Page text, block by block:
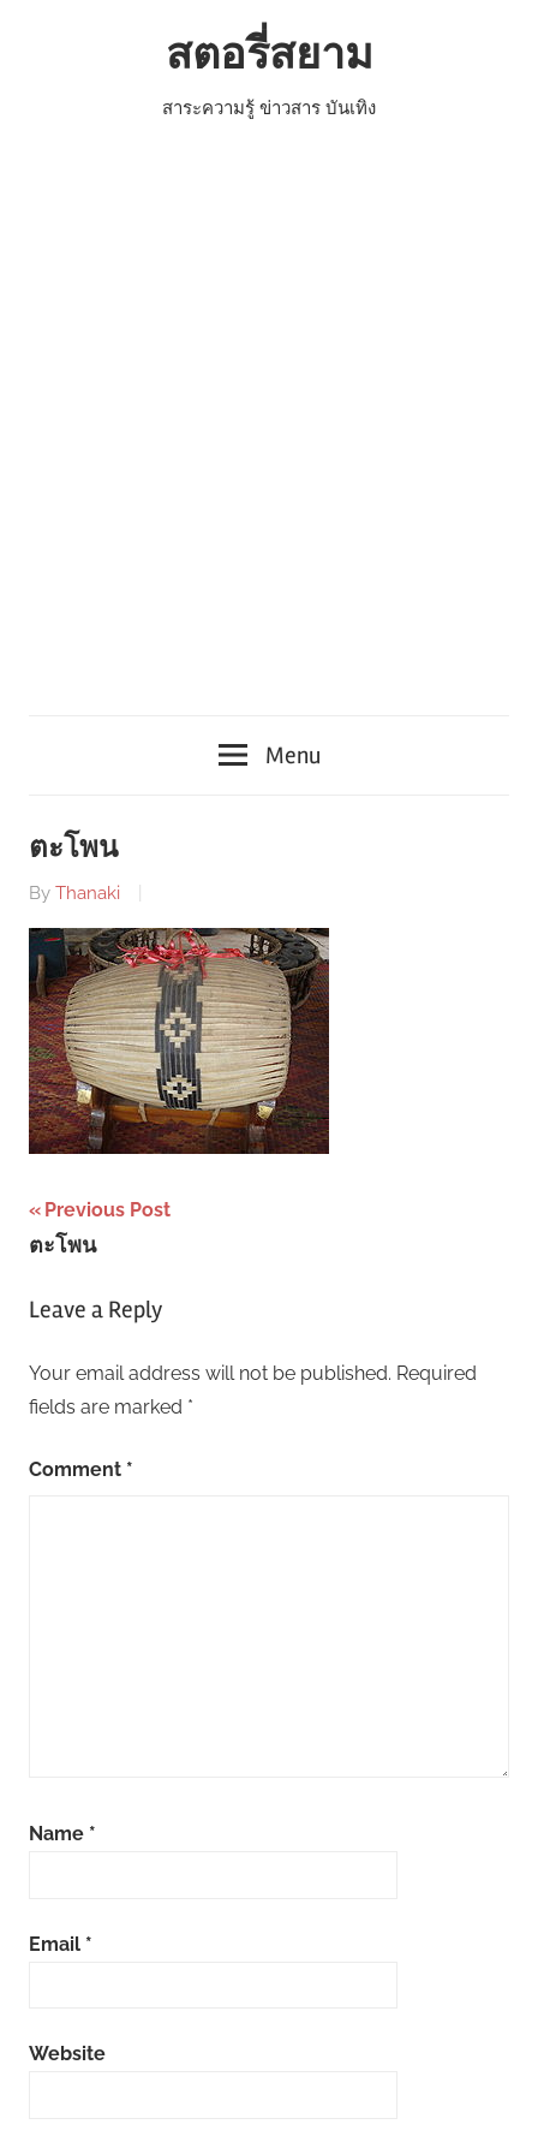
สตอรี่สยาม
สาระความรู้ ข่าวสาร บันเทิง
Menu
ตะโพน
By Thanaki
Post
navigation
Previous Post
ตะโพน
Leave a Reply
Your email address will not be published. Required
fields are marked *
Comment *
Name *
Email *
Website